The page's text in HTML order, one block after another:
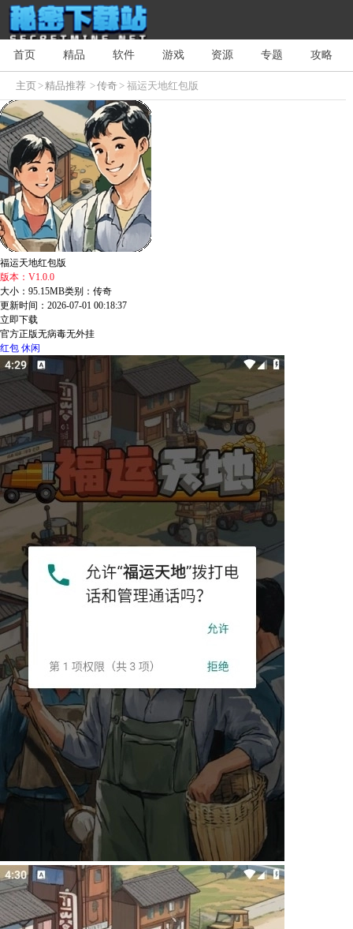
首页 精品 软件 游戏 资源 专题 攻略
主页>精品推荐 >传奇> 福运天地红包版
福运天地红包版
版本：V1.0.0
大小：95.15MB类别：传奇
更新时间：2026-07-01 00:18:37
立即下载
官方正版无病毒无外挂
红包 休闲